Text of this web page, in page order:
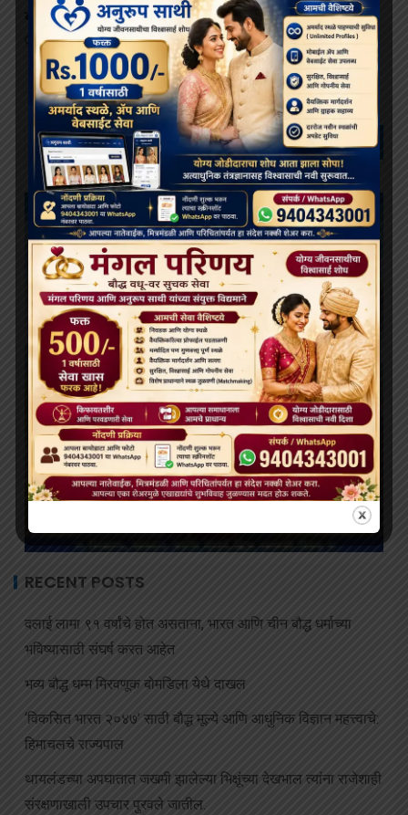
बोधिमग्गो महाविहार प्रवेश व्दार चे भूमि पूजन संपन्न
July 1, 2026 buddhistbharat
RECENT POSTS
दलाई लामा ९१ वर्षांचे होत असताना, भारत आणि चीन बौद्ध धर्माच्या
भविष्यासाठी संघर्ष करत आहेत
भव्य बौद्ध धम्म मिरवणूक बोमडिला येथे दाखल
‘विकसित भारत २०४७’ साठी बौद्ध मूल्ये आणि आधुनिक विज्ञान महत्त्वाचे:
हिमाचलचे राज्यपाल
थायलंडच्या अपघातात जखमी झालेल्या भिक्षूंच्या देखभाल त्यांना राजेशाही
संरक्षणाखाली उपचार पुरवले जातील.